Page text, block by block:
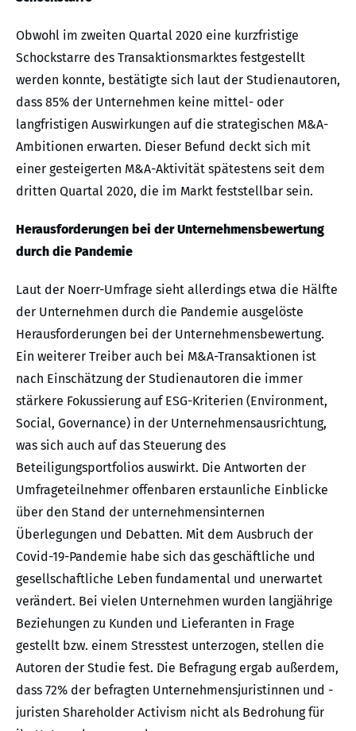
Obwohl im zweiten Quartal 2020 eine kurzfristige
Schockstarre des Transaktionsmarktes festgestellt
werden konnte, bestätigte sich laut der Studienautoren,
dass 85% der Unternehmen keine mittel- oder
langfristigen Auswirkungen auf die strategischen M&A-
Ambitionen erwarten. Dieser Befund deckt sich mit
einer gesteigerten M&A-Aktivität spätestens seit dem
dritten Quartal 2020, die im Markt feststellbar sein.
Herausforderungen bei der Unternehmensbewertung
durch die Pandemie
Laut der Noerr-Umfrage sieht allerdings etwa die Hälfte
der Unternehmen durch die Pandemie ausgelöste
Herausforderungen bei der Unternehmensbewertung.
Ein weiterer Treiber auch bei M&A-Transaktionen ist
nach Einschätzung der Studienautoren die immer
stärkere Fokussierung auf ESG-Kriterien (Environment,
Social, Governance) in der Unternehmensausrichtung,
was sich auch auf das Steuerung des
Beteiligungsportfolios auswirkt. Die Antworten der
Umfrageteilnehmer offenbaren erstaunliche Einblicke
über den Stand der unternehmensinternen
Überlegungen und Debatten. Mit dem Ausbruch der
Covid-19-Pandemie habe sich das geschäftliche und
gesellschaftliche Leben fundamental und unerwartet
verändert. Bei vielen Unternehmen wurden langjährige
Beziehungen zu Kunden und Lieferanten in Frage
gestellt bzw. einem Stresstest unterzogen, stellen die
Autoren der Studie fest. Die Befragung ergab außerdem,
dass 72% der befragten Unternehmensjuristinnen und -
juristen Shareholder Activism nicht als Bedrohung für